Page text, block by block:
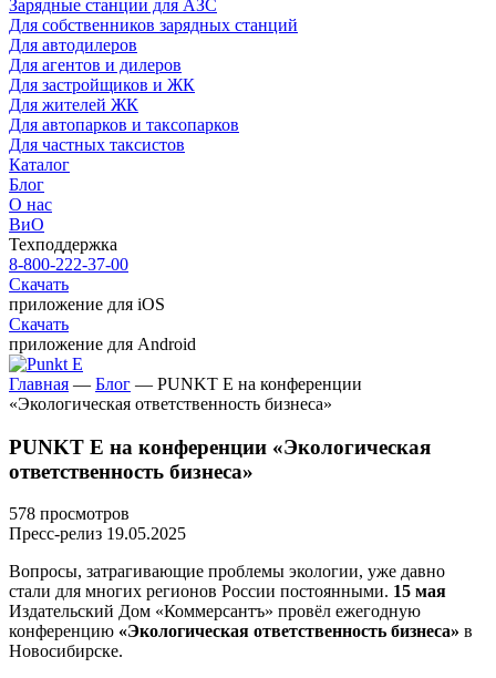
Зарядные станции для АЗС
Для собственников зарядных станций
Для автодилеров
Для агентов и дилеров
Для застройщиков и ЖК
Для жителей ЖК
Для автопарков и таксопарков
Для частных таксистов
Каталог
Блог
О нас
ВиО
Техподдержка
8-800-222-37-00
Скачать
приложение для iOS
Скачать
приложение для Android
Главная — Блог — PUNKT E на конференции
«Экологическая ответственность бизнеса»
PUNKT E на конференции «Экологическая
ответственность бизнеса»
578 просмотров
Пресс-релиз 19.05.2025
Вопросы, затрагивающие проблемы экологии, уже давно
стали для многих регионов России постоянными. 15 мая
Издательский Дом «Коммерсантъ» провёл ежегодную
конференцию «Экологическая ответственность бизнеса» в
Новосибирске.